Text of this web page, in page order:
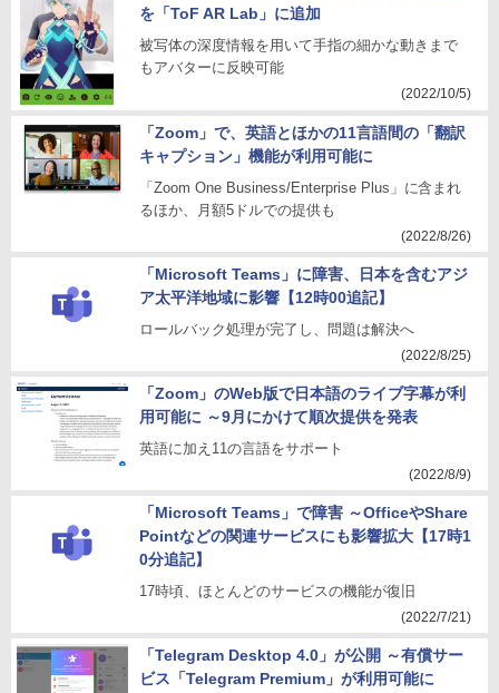
を「ToF AR Lab」に追加
被写体の深度情報を用いて手指の細かな動きまで
もアバターに反映可能
(2022/10/5)
「Zoom」で、英語とほかの11言語間の「翻訳
キャプション」機能が利用可能に
「Zoom One Business/Enterprise Plus」に含まれ
るほか、月額5ドルでの提供も
(2022/8/26)
「Microsoft Teams」に障害、日本を含むアジ
ア太平洋地域に影響【12時00追記】
ロールバック処理が完了し、問題は解決へ
(2022/8/25)
「Zoom」のWeb版で日本語のライブ字幕が利
用可能に ～9月にかけて順次提供を発表
英語に加え11の言語をサポート
(2022/8/9)
「Microsoft Teams」で障害 ～OfficeやShare
Pointなどの関連サービスにも影響拡大【17時1
0分追記】
17時頃、ほとんどのサービスの機能が復旧
(2022/7/21)
「Telegram Desktop 4.0」が公開 ～有償サー
ビス「Telegram Premium」が利用可能に